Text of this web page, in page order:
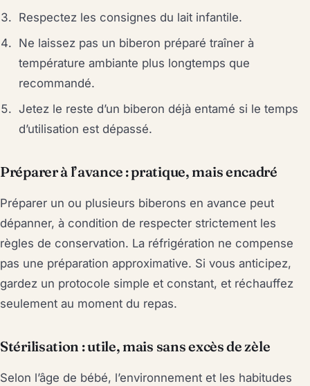
Respectez les consignes du lait infantile.
Ne laissez pas un biberon préparé traîner à
température ambiante plus longtemps que
recommandé.
Jetez le reste d’un biberon déjà entamé si le temps
d’utilisation est dépassé.
Préparer à l’avance : pratique, mais encadré
Préparer un ou plusieurs biberons en avance peut
dépanner, à condition de respecter strictement les
règles de conservation. La réfrigération ne compense
pas une préparation approximative. Si vous anticipez,
gardez un protocole simple et constant, et réchauffez
seulement au moment du repas.
Stérilisation : utile, mais sans excès de zèle
Selon l’âge de bébé, l’environnement et les habitudes